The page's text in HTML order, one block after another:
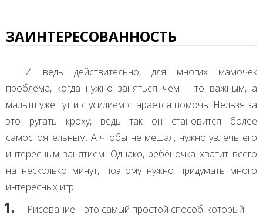
ЗАИНТЕРЕСОВАННОСТЬ
И ведь действительно, для многих мамочек
проблема, когда нужно заняться чем – то важным, а
малыш уже тут и с усилием старается помочь. Нельзя за
это ругать кроху, ведь так он становится более
самостоятельным. А чтобы не мешал, нужно увлечь его
интересным занятием. Однако, ребёночка хватит всего
на несколько минут, поэтому нужно придумать много
интересных игр:
Рисование – это самый простой способ, который